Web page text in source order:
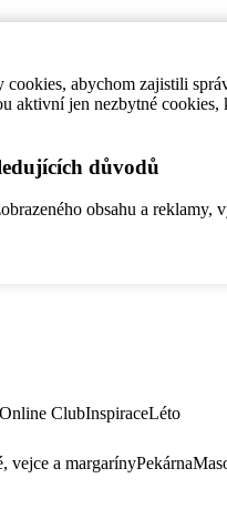
abychom zajistili
aktivní jen nezbytné
důvodů
obsahu a
Online ClubInspiraceLéto
vejce a margarínyPekárna